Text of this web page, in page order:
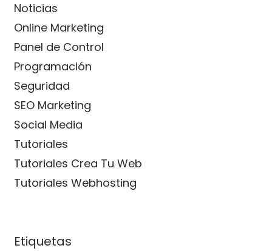
Noticias
Online Marketing
Panel de Control
Programación
Seguridad
SEO Marketing
Social Media
Tutoriales
Tutoriales Crea Tu Web
Tutoriales Webhosting
Etiquetas